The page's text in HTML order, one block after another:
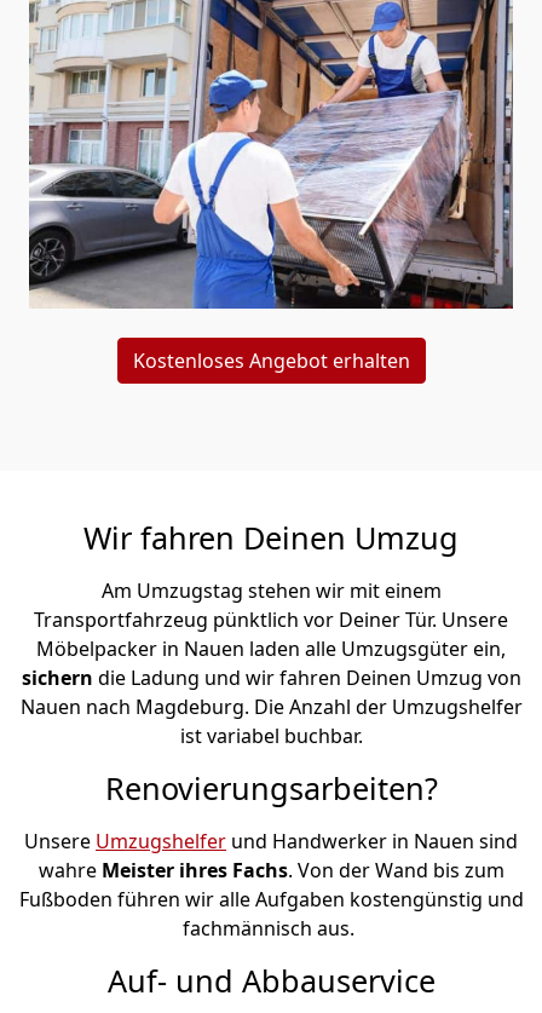
Kostenloses Angebot erhalten
Wir fahren Deinen Umzug
Am Umzugstag stehen wir mit einem
Transportfahrzeug pünktlich vor Deiner Tür. Unsere
Möbelpacker in Nauen laden alle Umzugsgüter ein,
sichern die Ladung und wir fahren Deinen Umzug von
Nauen nach Magdeburg. Die Anzahl der Umzugshelfer
ist variabel buchbar.
Renovierungsarbeiten?
Unsere Umzugshelfer und Handwerker in Nauen sind
wahre Meister ihres Fachs. Von der Wand bis zum
Fußboden führen wir alle Aufgaben kostengünstig und
fachmännisch aus.
Auf- und Abbauservice